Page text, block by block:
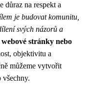
důraz na respekt a
je budovat komunitu,
svých názorů a
webové stránky nebo
objektivitu a
můžeme vytvořit
všechny.